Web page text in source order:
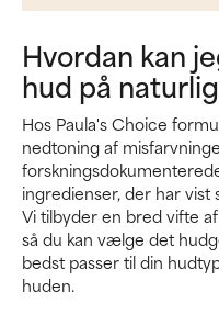
Hvordan kan
hud på
Hos Paula's Choice
nedtoning af
ingredienser, der har
Vi tilbyder en bred vifte
så du kan vælge det
bedst passer til din
huden.